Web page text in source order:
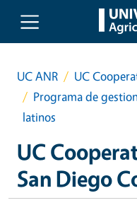
Skip to main content
UC ANR
UC
Programa de
latinos
UC
San Diego